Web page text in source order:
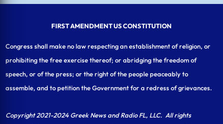
FIRST AMENDMENT US CONSTITUTION
Congress shall make no law respecting an establishment of religion, or
prohibiting the free exercise thereof; or abridging the freedom of
speech, or of the press; or the right of the people peaceably to
assemble, and to petition the Government for a redress of grievances.
Copyright 2021-2024 Greek News and Radio FL, LLC. All rights